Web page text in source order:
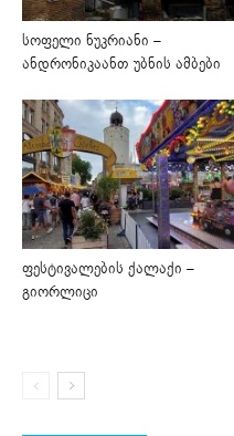
სოფელი ნუკრიანი –
ანდრონიკაანთ უბნის ამბები
ფესტივალების ქალაქი –
გიორლიცი